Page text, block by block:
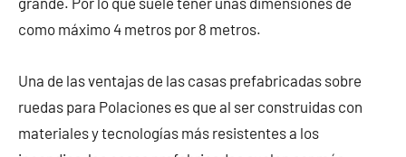
como máximo 4 metros por 8 metros.
Una de las ventajas de las casas prefabricadas sobre
ruedas para Polaciones es que al ser construidas con
materiales y tecnologías más resistentes a los